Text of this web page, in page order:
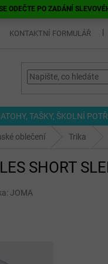
ODEČTE PO ZADÁNÍ
KONTAKTNÍ FORMULÁŘ
TAŠKY, ŠKOLNÍ
oblečení Trika
SHORT
JOMA